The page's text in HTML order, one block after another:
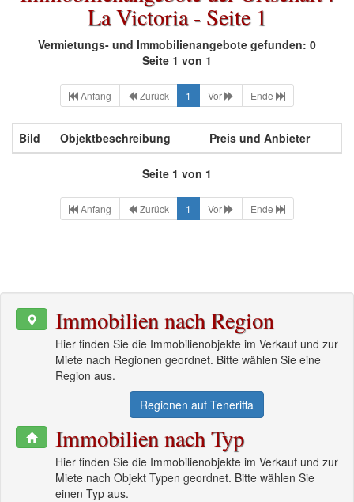
La Victoria - Seite 1
Vermietungs- und Immobilienangebote gefunden: 0
Seite 1 von 1
Anfang Zurück 1 Vor Ende
Bild Objektbeschreibung Preis und Anbieter
Seite 1 von 1
Anfang Zurück 1 Vor Ende
Immobilien nach Region
Hier finden Sie die Immobilienobjekte im Verkauf und zur
Miete nach Regionen geordnet. Bitte wählen Sie eine
Region aus.
Regionen auf Teneriffa
Immobilien nach Typ
Hier finden Sie die Immobilienobjekte im Verkauf und zur
Miete nach Objekt Typen geordnet. Bitte wählen Sie
einen Typ aus.